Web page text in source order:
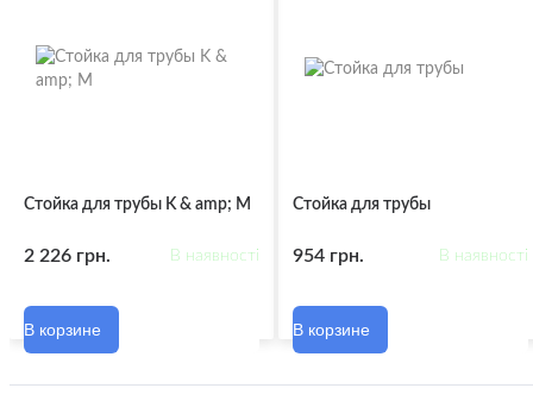
Стойка для трубы K & amp; M
2 226 грн. В наявності
В корзине
Стойка для трубы
954 грн. В наявності
В корзине